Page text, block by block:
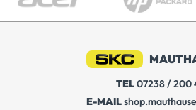
TEL07238 / 200
E-MAIL